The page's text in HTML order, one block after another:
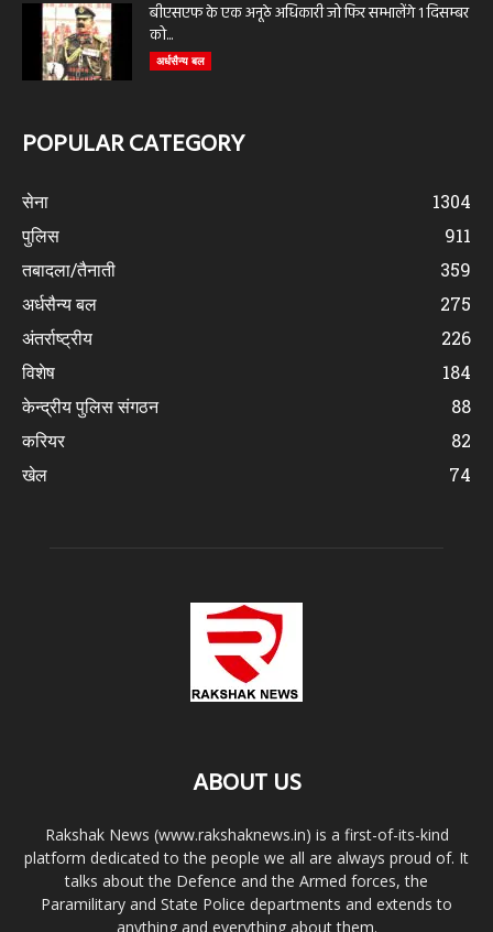
बीएसएफ के एक अनूठे अधिकारी जो फिर सम्भालेंगे 1 दिसम्बर
को...
अर्धसैन्य बल
POPULAR CATEGORY
सेना
1304
पुलिस
911
तबादला/तैनाती
359
अर्धसैन्य बल
275
अंतर्राष्ट्रीय
226
विशेष
184
केन्द्रीय पुलिस संगठन
88
करियर
82
खेल
74
ABOUT US
Rakshak News (www.rakshaknews.in) is a first-of-its-kind
platform dedicated to the people we all are always proud of. It
talks about the Defence and the Armed forces, the
Paramilitary and State Police departments and extends to
anything and everything about them.